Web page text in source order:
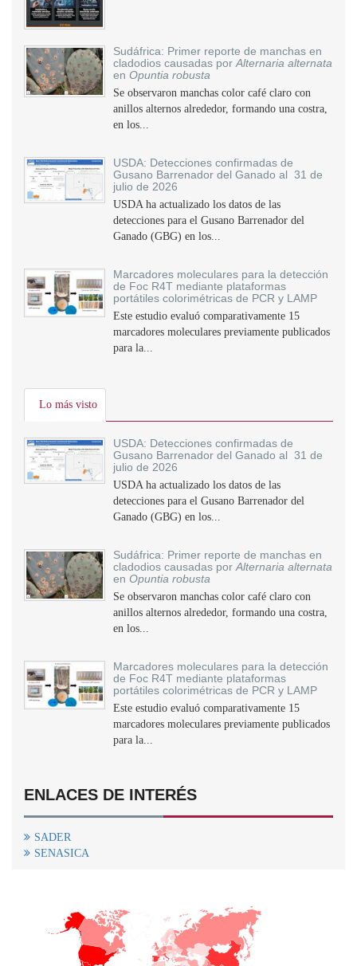
Sudáfrica: Primer reporte de manchas en
cladodios causadas por Alternaria alternata
en Opuntia robusta
Se observaron manchas color café claro con
anillos alternos alrededor, formando una costra,
en los...
USDA: Detecciones confirmadas de
Gusano Barrenador del Ganado al 31 de
julio de 2026
USDA ha actualizado los datos de las
detecciones para el Gusano Barrenador del
Ganado (GBG) en los...
Marcadores moleculares para la detección
de Foc R4T mediante plataformas
portátiles colorimétricas de PCR y LAMP
Este estudio evaluó comparativamente 15
marcadores moleculares previamente publicados
para la...
Lo más visto
USDA: Detecciones confirmadas de
Gusano Barrenador del Ganado al 31 de
julio de 2026
USDA ha actualizado los datos de las
detecciones para el Gusano Barrenador del
Ganado (GBG) en los...
Sudáfrica: Primer reporte de manchas en
cladodios causadas por Alternaria alternata
en Opuntia robusta
Se observaron manchas color café claro con
anillos alternos alrededor, formando una costra,
en los...
Marcadores moleculares para la detección
de Foc R4T mediante plataformas
portátiles colorimétricas de PCR y LAMP
Este estudio evaluó comparativamente 15
marcadores moleculares previamente publicados
para la...
ENLACES DE INTERÉS
SADER
SENASICA